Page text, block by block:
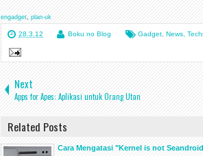
engadget,plan-uk
28.3.12 Boku no Blog Gadget News
Next
Apps for Apes: Aplikasi untuk Orang Utan
Related Posts
Cara Mengatasi "Kernel is not